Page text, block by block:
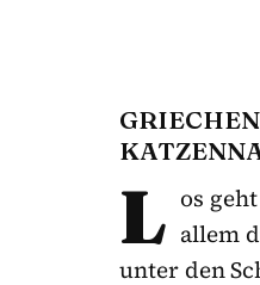
L os
allem
unter den